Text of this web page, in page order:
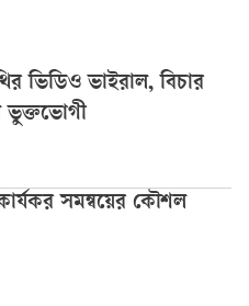
ভিডিও ভাইরাল, বিচার
ভুক্তভোগী
সমন্বয়ের কৌশল